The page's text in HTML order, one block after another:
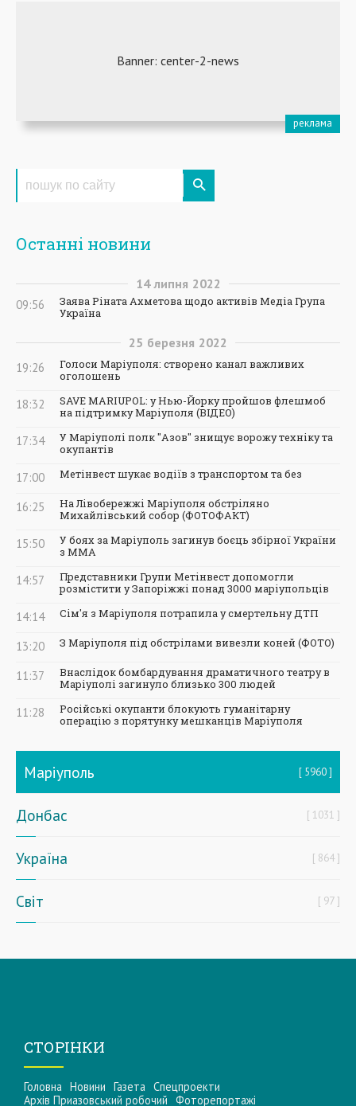
Останні новини
14 липня 2022
09:56
Заява Ріната Ахметова щодо активів Медіа Група
Україна
25 березня 2022
19:26
Голоси Маріуполя: створено канал важливих
оголошень
18:32
SAVE MARIUPOL: у Нью-Йорку пройшов флешмоб
на підтримку Маріуполя (ВІДЕО)
17:34
У Маріуполі полк "Азов" знищує ворожу техніку та
окупантів
17:00 Метінвест шукає водіїв з транспортом та без
16:25
На Лівобережжі Маріуполя обстріляно
Михайлівський собор (ФОТОФАКТ)
15:50
У боях за Маріуполь загинув боєць збірної України
з ММА
14:57
Представники Групи Метінвест допомогли
розмістити у Запоріжжі понад 3000 маріупольців
14:14 Сім'я з Маріуполя потрапила у смертельну ДТП
13:20 З Маріуполя під обстрілами вивезли коней (ФОТО)
11:37
Внаслідок бомбардування драматичного театру в
Маріуполі загинуло близько 300 людей
11:28
Російські окупанти блокують гуманітарну
операцію з порятунку мешканців Маріуполя
Маріуполь 5960
Донбас 1031
Україна 864
Світ 97
СТОРІНКИ
Головна Новини Газета Спецпроекти
Архів Приазовський робочий Фоторепортажі